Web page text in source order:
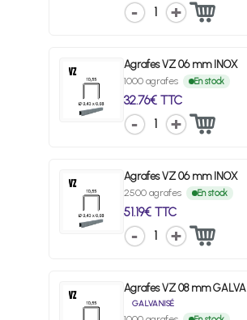
1
Agrafes VZ 06 mm INOX
1000 agrafes En stock
32.76€ TTC
1
Agrafes VZ 06 mm INOX
2500 agrafes En stock
51.19€ TTC
1
Agrafes VZ 08 mm GALVA
GALVANISÉ